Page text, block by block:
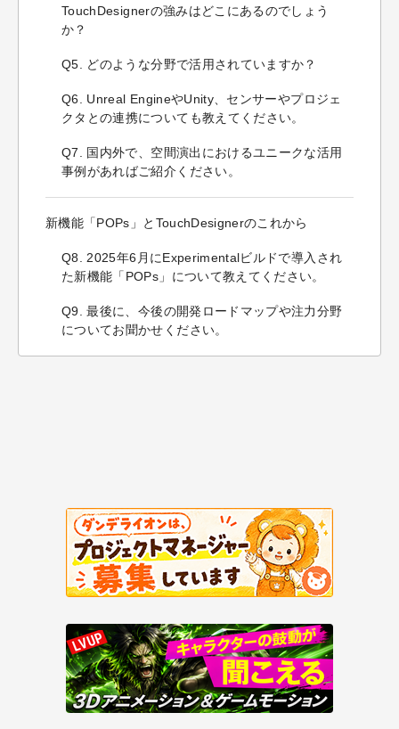
TouchDesignerの強みはどこにあるのでしょう
か？
Q5. どのような分野で活用されていますか？
Q6. Unreal EngineやUnity、センサーやプロジェ
クタとの連携についても教えてください。
Q7. 国内外で、空間演出におけるユニークな活用
事例があればご紹介ください。
新機能「POPs」とTouchDesignerのこれから
Q8. 2025年6月にExperimentalビルドで導入され
た新機能「POPs」について教えてください。
Q9. 最後に、今後の開発ロードマップや注力分野
についてお聞かせください。